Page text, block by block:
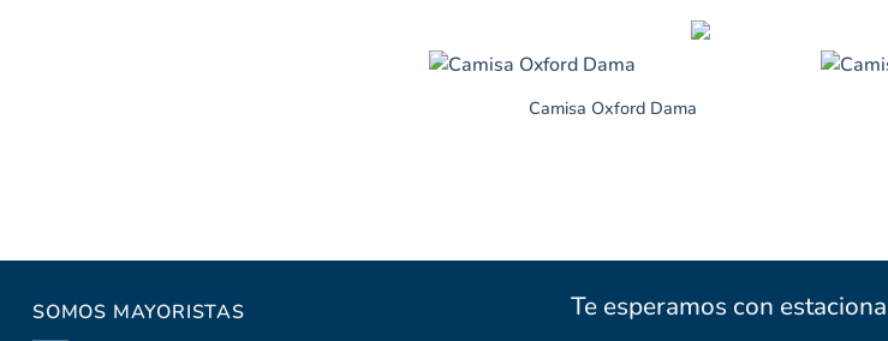
Camisa Oxford Dama
SOMOS MAYORISTAS Te esperamos con